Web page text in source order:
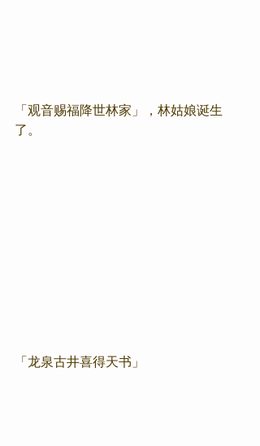
「观音赐福降世林家」，林姑娘诞生
了。
「龙泉古井喜得天书」